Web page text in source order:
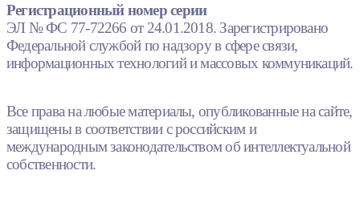
Регистрационный номер серии
ЭЛ № ФС 77-72266 от 24.01.2018. Зарегистрировано
Федеральной службой по надзору в сфере связи,
информационных технологий и массовых коммуникаций.
Все права на любые материалы, опубликованные на сайте,
защищены в соответствии с российским и
международным законодательством об интеллектуальной
собственности.